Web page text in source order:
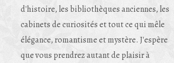
d'histoire, les bibliothèques anciennes, les
cabinets de curiosités et tout ce qui mêle
élégance, romantisme et mystère. J'espère
que vous prendrez autant de plaisir à